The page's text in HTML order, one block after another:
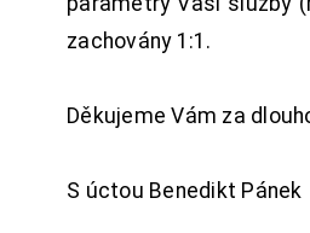
zachovány 1:1.
Děkujeme Vám za
S úctou Benedikt Pánek